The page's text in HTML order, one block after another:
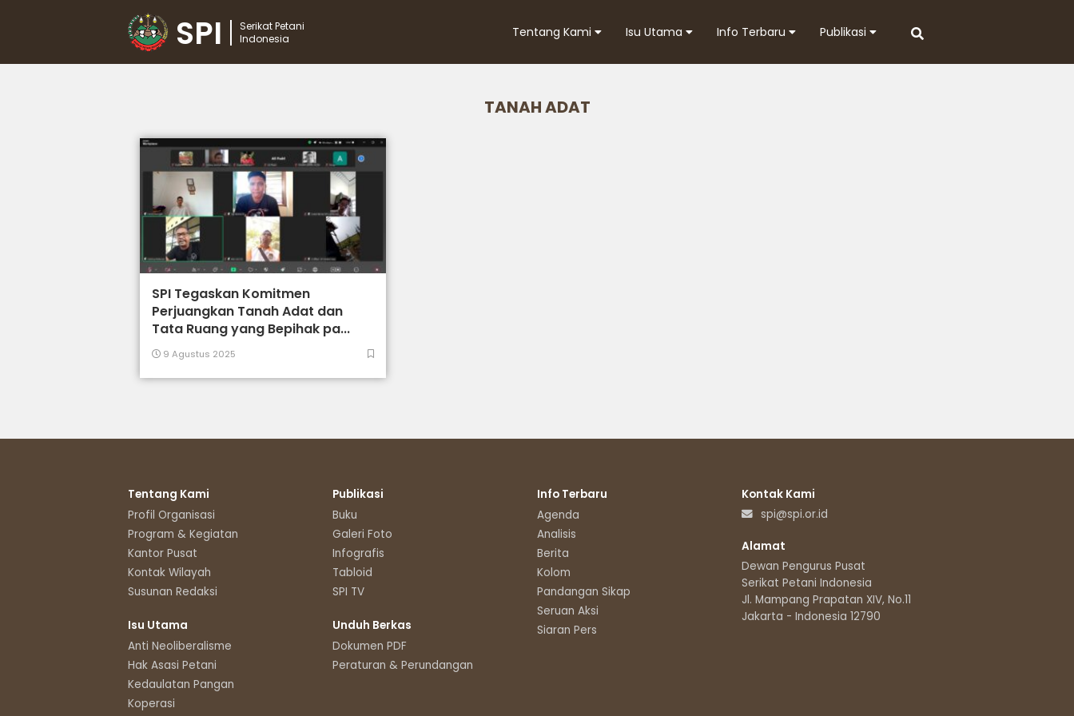
SPI
Serikat Petani
Indonesia
Tentang Kami Isu Utama Info Terbaru Publikasi
TANAH ADAT
SPI Tegaskan Komitmen
Perjuangkan Tanah Adat dan
Tata Ruang yang Bepihak pa...
9 Agustus 2025
Tentang Kami
Profil Organisasi
Program & Kegiatan
Kantor Pusat
Kontak Wilayah
Susunan Redaksi
Isu Utama
Anti Neoliberalisme
Hak Asasi Petani
Kedaulatan Pangan
Koperasi
Publikasi
Buku
Galeri Foto
Infografis
Tabloid
SPI TV
Unduh Berkas
Dokumen PDF
Peraturan & Perundangan
Info Terbaru
Agenda
Analisis
Berita
Kolom
Pandangan Sikap
Seruan Aksi
Siaran Pers
Kontak Kami
spi@spi.or.id
Alamat
Dewan Pengurus Pusat
Serikat Petani Indonesia
Jl. Mampang Prapatan XIV, No.11
Jakarta - Indonesia 12790